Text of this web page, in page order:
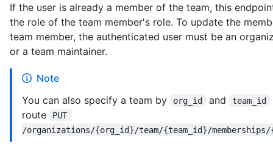
If the user is already a member of the team, this
the role of the team member's role. To update the
team member, the authenticated user must be an
or a team maintainer.
Note
You can also specify a team by
org_id and team_id
route
PUT
/organizations/{org_id}/team/{team_id}/memberships/